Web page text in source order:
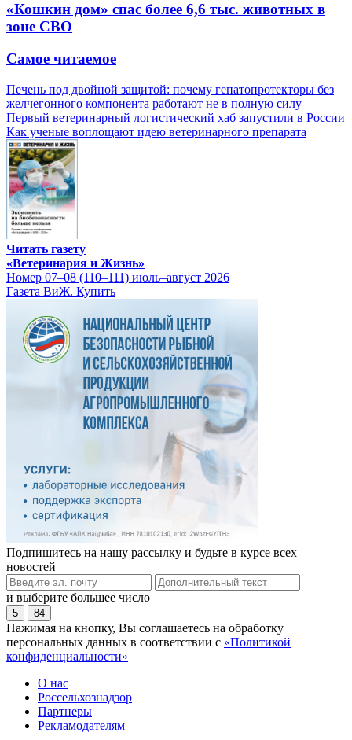
«Кошкин дом» спас более 6,6 тыс. животных в
зоне СВО
Самое читаемое
Печень под двойной защитой: почему гепатопротекторы без
желчегонного компонента работают не в полную силу
Первый ветеринарный логистический хаб запустили в России
Как ученые воплощают идею ветеринарного препарата
Читать газету
«Ветеринария и Жизнь»
Номер 07–08 (110–111) июль–август 2026
Газета ВиЖ. Купить
Подпишитесь на нашу рассылку и будьте в курсе всех
новостей
и выберите большее число
5 84
Нажимая на кнопку, Вы соглашаетесь на обработку
персональных данных в соответствии с «Политикой
конфиденциальности»
О нас
Россельхознадзор
Партнеры
Рекламодателям